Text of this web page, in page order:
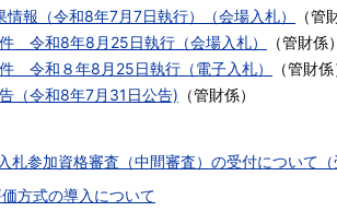
情報（令和8年7月7日執行）（会場入札） （管
令和8年8月25日執行（会場入札） （管財係）
令和８年8月25日執行（電子入札） （管財係
（令和8年7月31日公告) （管財係）
札参加資格審査（中間審査）の受付について（
方式の導入について